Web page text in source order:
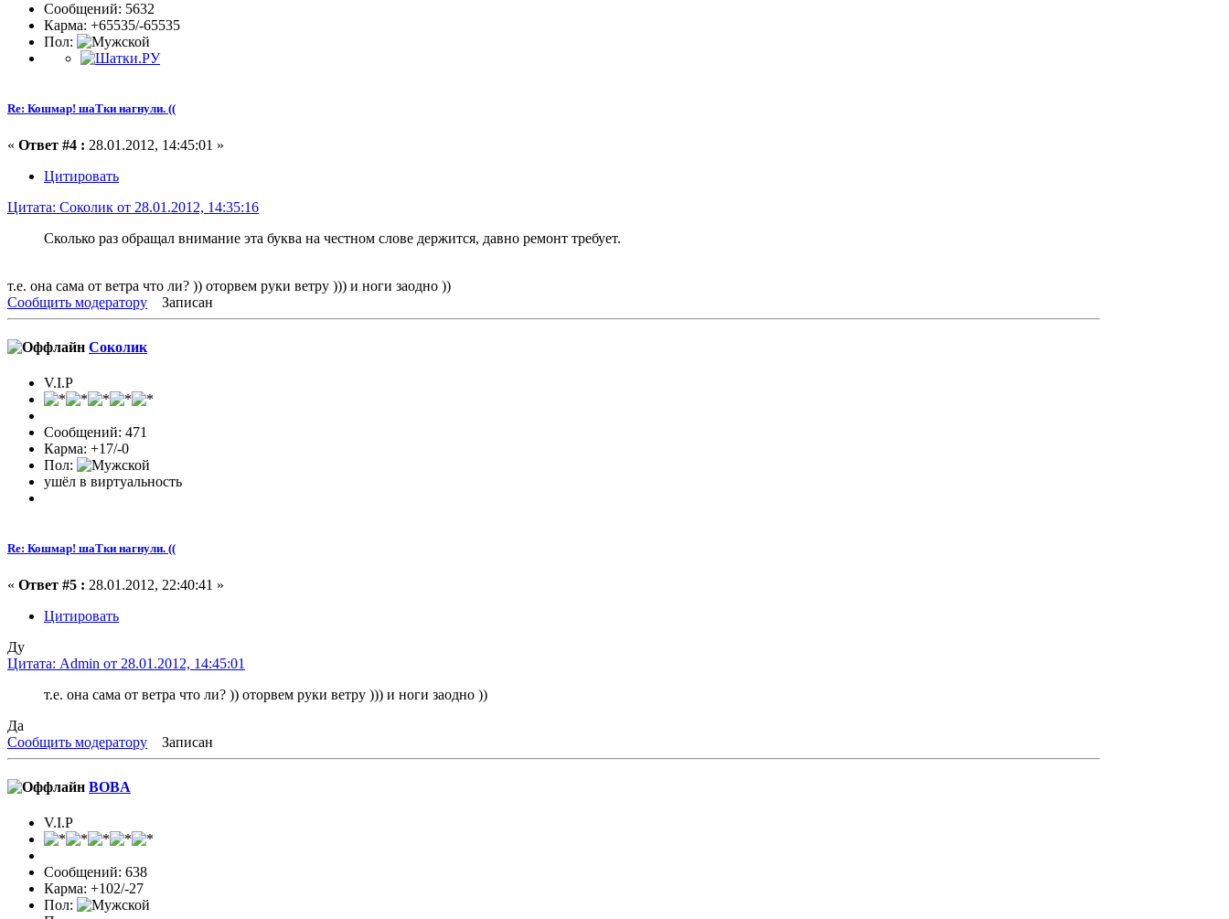
Сообщений: 5632
Карма: +65535/-65535
Пол:
Re: Кошмар! шаТки нагнули. ((
« Ответ #4 : 28.01.2012, 14:45:01 »
Цитировать
Цитата: Соколик от 28.01.2012, 14:35:16
Сколько раз обращал внимание эта буква на честном слове держится, давно ремонт требует.
т.е. она сама от ветра что ли? )) оторвем руки ветру ))) и ноги заодно ))
Сообщить модератору
Записан
Соколик
V.I.P
Сообщений: 471
Карма: +17/-0
Пол:
ушёл в виртуальность
Re: Кошмар! шаТки нагнули. ((
« Ответ #5 : 28.01.2012, 22:40:41 »
Цитировать
Ду
Цитата: Admin от 28.01.2012, 14:45:01
т.е. она сама от ветра что ли? )) оторвем руки ветру ))) и ноги заодно ))
Да
Сообщить модератору
Записан
BOBA
V.I.P
Сообщений: 638
Карма: +102/-27
Пол: